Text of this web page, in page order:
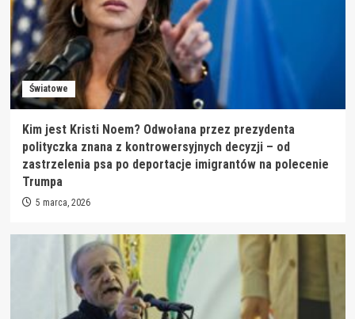
Światowe
Kim jest Kristi Noem? Odwołana przez prezydenta
polityczka znana z kontrowersyjnych decyzji – od
zastrzelenia psa po deportacje imigrantów na polecenie
Trumpa
5 marca, 2026